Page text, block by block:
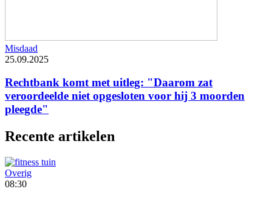
Misdaad
25.09.2025
Rechtbank komt met uitleg: "Daarom zat
veroordeelde niet opgesloten voor hij 3 moorden
pleegde"
Recente artikelen
Overig
08:30